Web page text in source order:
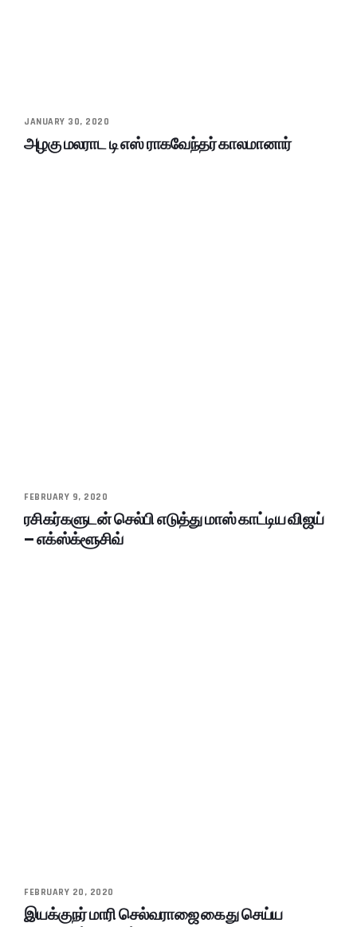
JANUARY 30, 2020
அழகு மலராட டி எஸ் ராகவேந்தர் காலமானார்
FEBRUARY 9, 2020
ரசிகர்களுடன் செல்பி எடுத்து மாஸ் காட்டிய விஜய்
– எக்ஸ்க்ளூசிவ்
FEBRUARY 20, 2020
இயக்குநர் மாரி செல்வராஜை கைது செய்ய